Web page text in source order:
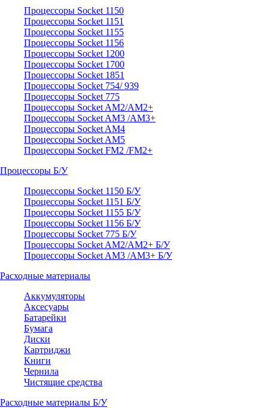
Процессоры Socket 1150
Процессоры Socket 1151
Процессоры Socket 1155
Процессоры Socket 1156
Процессоры Socket 1200
Процессоры Socket 1700
Процессоры Socket 1851
Процессоры Socket 754/ 939
Процессоры Socket 775
Процессоры Socket AM2/AM2+
Процессоры Socket AM3 /AM3+
Процессоры Socket AM4
Процессоры Socket AM5
Процессоры Socket FM2 /FM2+
Процессоры Б/У
Процессоры Socket 1150 Б/У
Процессоры Socket 1151 Б/У
Процессоры Socket 1155 Б/У
Процессоры Socket 1156 Б/У
Процессоры Socket 775 Б/У
Процессоры Socket AM2/AM2+ Б/У
Процессоры Socket AM3 /AM3+ Б/У
Расходные материалы
Аккумуляторы
Аксесуары
Батарейки
Бумага
Диски
Картриджи
Книги
Чернила
Чистящие средства
Расходные материалы Б/У